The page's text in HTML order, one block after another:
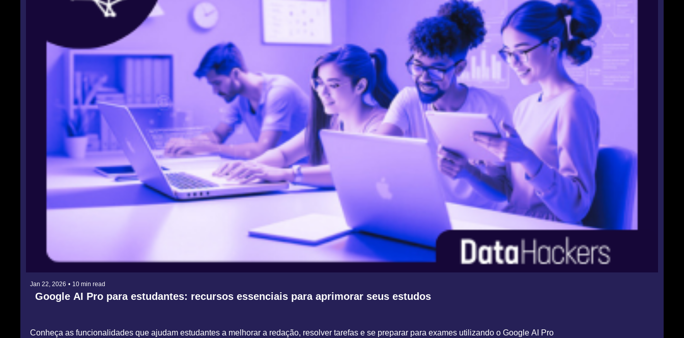
Jan 22, 2026 • 10 min read
Google AI Pro para estudantes: recursos essenciais para aprimorar seus estudos
Conheça as funcionalidades que ajudam estudantes a melhorar a redação, resolver tarefas e se preparar para exames utilizando o Google AI Pro